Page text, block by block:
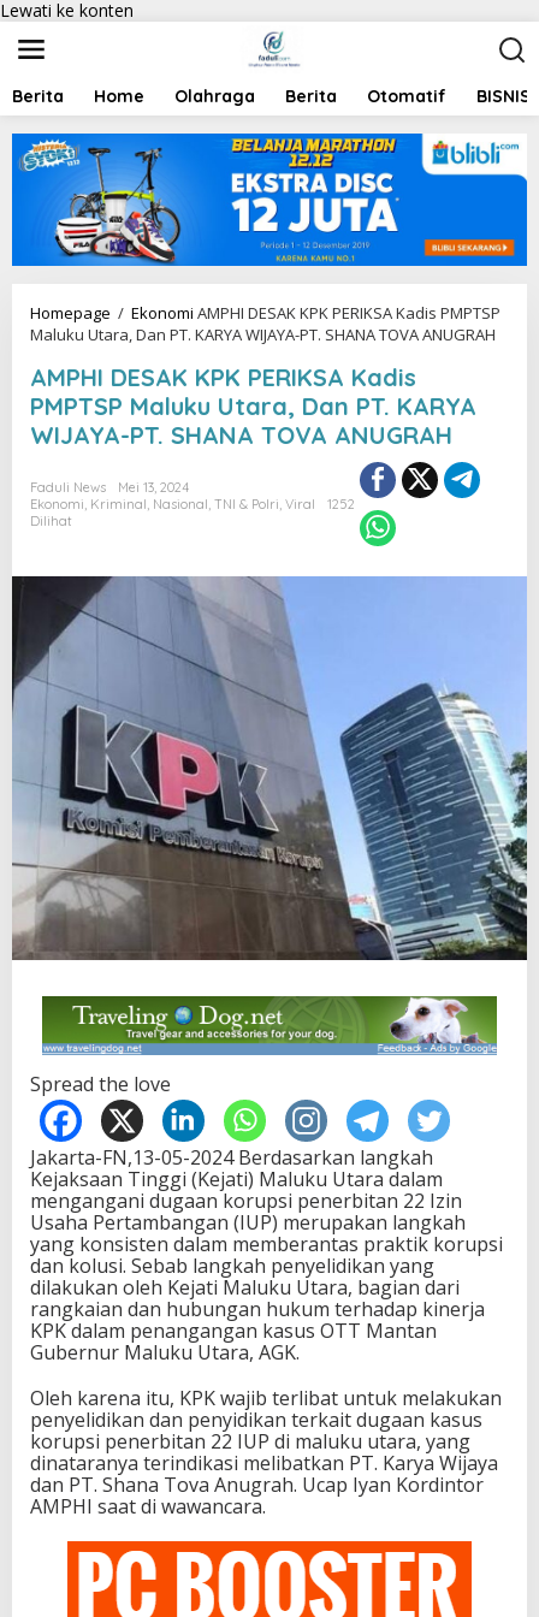
Lewati ke konten
Berita Home Olahraga Berita Otomatif BISNIS
Homepage / Ekonomi AMPHI DESAK KPK PERIKSA Kadis PMPTSP
Maluku Utara, Dan PT. KARYA WIJAYA-PT. SHANA TOVA ANUGRAH
AMPHI DESAK KPK PERIKSA Kadis
PMPTSP Maluku Utara, Dan PT. KARYA
WIJAYA-PT. SHANA TOVA ANUGRAH
Faduli News
Mei 13, 2024
Ekonomi, Kriminal, Nasional, TNI & Polri, Viral
1252
Dilihat
Spread the love
Jakarta-FN,13-05-2024 Berdasarkan langkah
Kejaksaan Tinggi (Kejati) Maluku Utara dalam
mengangani dugaan korupsi penerbitan 22 Izin
Usaha Pertambangan (IUP) merupakan langkah
yang konsisten dalam memberantas praktik korupsi
dan kolusi. Sebab langkah penyelidikan yang
dilakukan oleh Kejati Maluku Utara, bagian dari
rangkaian dan hubungan hukum terhadap kinerja
KPK dalam penangangan kasus OTT Mantan
Gubernur Maluku Utara, AGK.
Oleh karena itu, KPK wajib terlibat untuk melakukan
penyelidikan dan penyidikan terkait dugaan kasus
korupsi penerbitan 22 IUP di maluku utara, yang
dinataranya terindikasi melibatkan PT. Karya Wijaya
dan PT. Shana Tova Anugrah. Ucap Iyan Kordintor
AMPHI saat di wawancara.